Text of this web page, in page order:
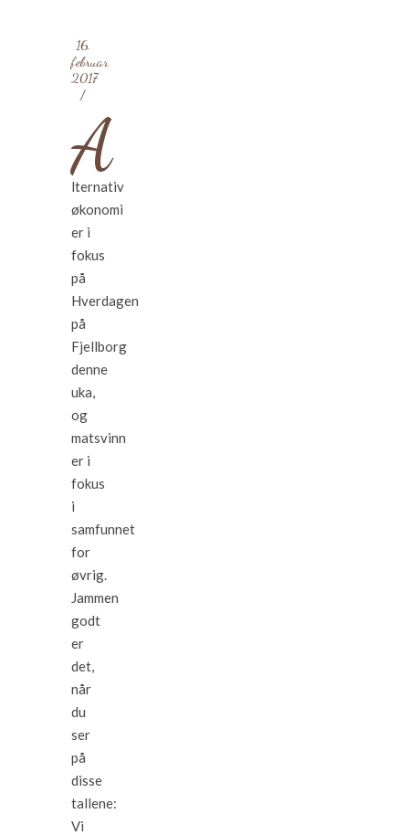
16.
februar
2017
/
A
lternativ
økonomi
er i
fokus
på
Hverdagen
på
Fjellborg
denne
uka,
og
matsvinn
er i
fokus
i
samfunnet
for
øvrig.
Jammen
godt
er
det,
når
du
ser
på
disse
tallene:
Vi